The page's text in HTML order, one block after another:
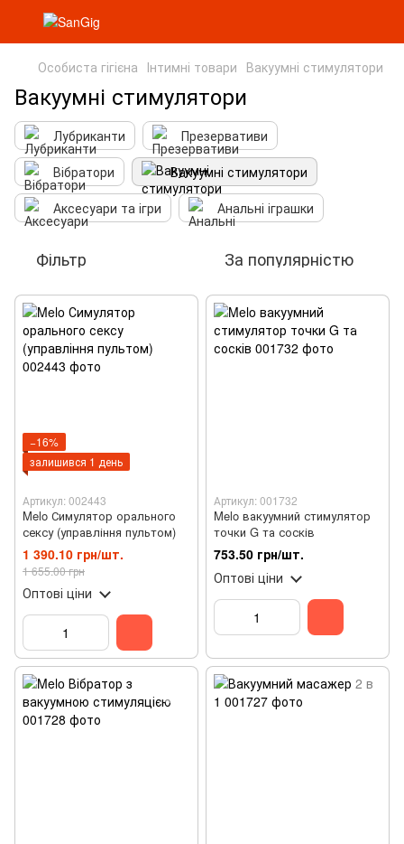
Особиста гігієна Інтимні товари Вакуумні стимулятори
Вакуумні стимулятори
Лубриканти
Презервативи
Вібратори
Вакуумні стимулятори
Аксесуари та ігри
Анальні іграшки
Фільтр За популярністю
−16%
залишився 1 день
Артикул: 002443
Melo Симулятор орального
сексу (управління пультом)
1 390.10 грн/шт.
1 655.00 грн
Оптові ціни
Артикул: 001732
Melo вакуумний стимулятор
точки G та сосків
753.50 грн/шт.
Оптові ціни